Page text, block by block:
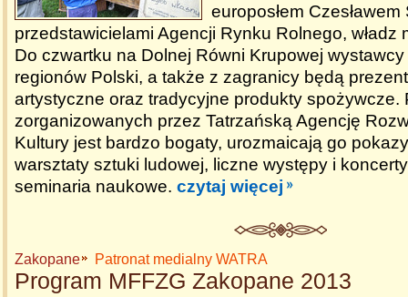
europosłem
przedstawicielami Agencji Rynku Rolnego, władz
Do czwartku na Dolnej Równi Krupowej
regionów Polski, a także z zagranicy będą
artystyczne oraz tradycyjne produkty spożywcze.
zorganizowanych przez Tatrzańską Agencję
Kultury jest bardzo bogaty, urozmaicają go
warsztaty sztuki ludowej, liczne występy i
seminaria naukowe. czytaj więcej
Zakopane Patronat medialny WATRA
Program MFFZG Zakopane 2013